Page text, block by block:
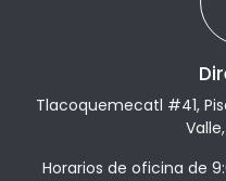
Tlacoquemecatl #41,
Horarios de oficina de